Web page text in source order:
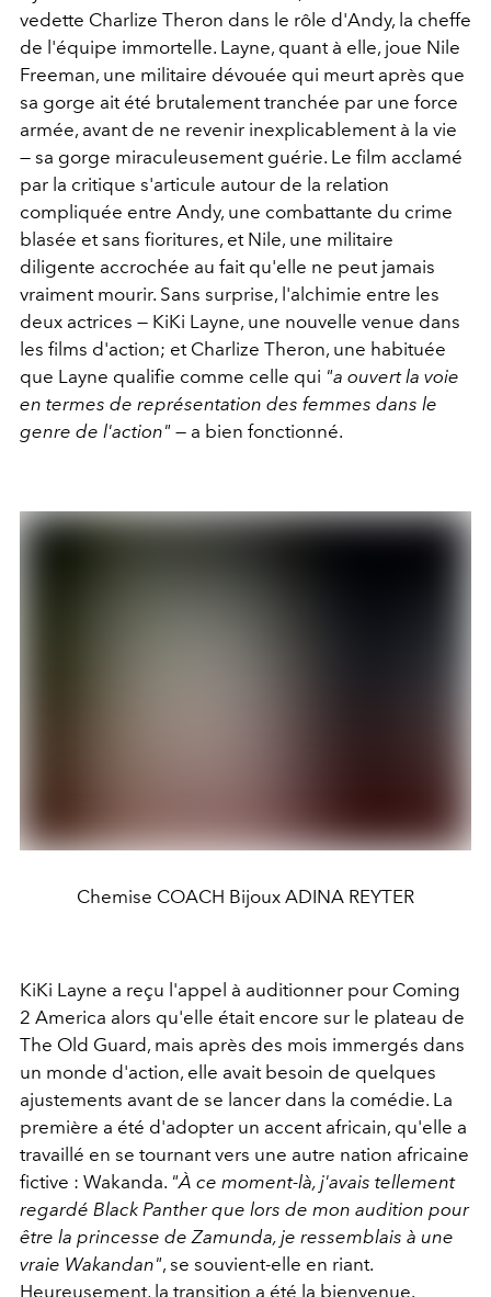
vedette Charlize Theron dans le rôle d'Andy, la cheffe
de l'équipe immortelle. Layne, quant à elle, joue Nile
Freeman, une militaire dévouée qui meurt après que
sa gorge ait été brutalement tranchée par une force
armée, avant de ne revenir inexplicablement à la vie
— sa gorge miraculeusement guérie. Le film acclamé
par la critique s'articule autour de la relation
compliquée entre Andy, une combattante du crime
blasée et sans fioritures, et Nile, une militaire
diligente accrochée au fait qu'elle ne peut jamais
vraiment mourir. Sans surprise, l'alchimie entre les
deux actrices — KiKi Layne, une nouvelle venue dans
les films d'action; et Charlize Theron, une habituée
que Layne qualifie comme celle qui "a ouvert la voie
en termes de représentation des femmes dans le
genre de l'action" — a bien fonctionné.
Chemise COACH Bijoux ADINA REYTER
KiKi Layne a reçu l'appel à auditionner pour Coming
2 America alors qu'elle était encore sur le plateau de
The Old Guard, mais après des mois immergés dans
un monde d'action, elle avait besoin de quelques
ajustements avant de se lancer dans la comédie. La
première a été d'adopter un accent africain, qu'elle a
travaillé en se tournant vers une autre nation africaine
fictive : Wakanda. "À ce moment-là, j'avais tellement
regardé Black Panther que lors de mon audition pour
être la princesse de Zamunda, je ressemblais à une
vraie Wakandan", se souvient-elle en riant.
Heureusement, la transition a été la bienvenue.